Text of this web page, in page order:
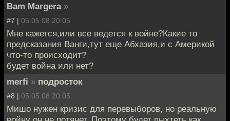
Bam Margera »
#7 | 05.05.08 20:05
Мне кажется,или все ведется к войне?Какие то
предсказания Ванги,тут еще Абхазия,и с Америкой
что-то происходит?
будет война или нет?
merfi » подросток
#8 | 05.05.08 20:05
Мишо нужен кризис для перевыборов, но реальную